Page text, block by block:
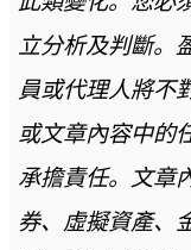
立分析及判斷。
員或代理人將不
或文章內容中的
承擔責任。文章
券、虛擬資產、